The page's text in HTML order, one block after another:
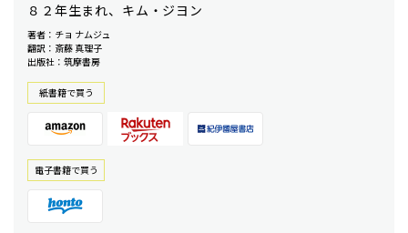
８２年生まれ、キム・ジヨン
著者：チョ ナムジュ
翻訳：斎藤 真理子
出版社：筑摩書房
紙書籍で買う
電⼦書籍で買う